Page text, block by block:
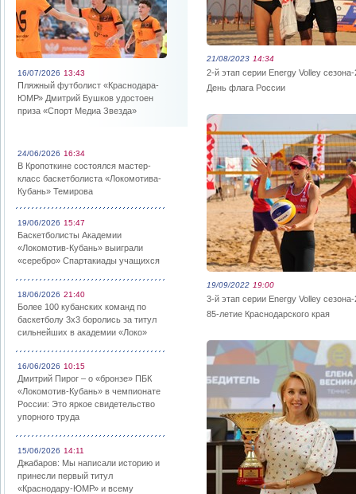
16/07/2026 13:43
Пляжный футболист «Краснодара-
ЮМР» Дмитрий Бушков удостоен
приза «Спорт Медиа Звезда»
24/06/2026 16:34
В Кропоткине состоялся мастер-
класс баскетболиста «Локомотива-
Кубань» Темирова
19/06/2026 15:47
Баскетболисты Академии
«Локомотив-Кубань» выиграли
«серебро» Спартакиады учащихся
18/06/2026 21:40
Более 100 кубанских команд по
баскетболу 3х3 боролись за титул
сильнейших в академии «Локо»
16/06/2026 10:15
Дмитрий Пирог – о «бронзе» ПБК
«Локомотив-Кубань» в чемпионате
России: Это яркое свидетельство
упорного труда
15/06/2026 14:11
Джабаров: Мы написали историю и
принесли первый титул
«Краснодару-ЮМР» и всему
21/08/2023 14:34
2-й этап серии Energy Volley
День флага России
19/09/2022 19:00
3-й этап серии Energy Volley
85-летие Краснодарского края